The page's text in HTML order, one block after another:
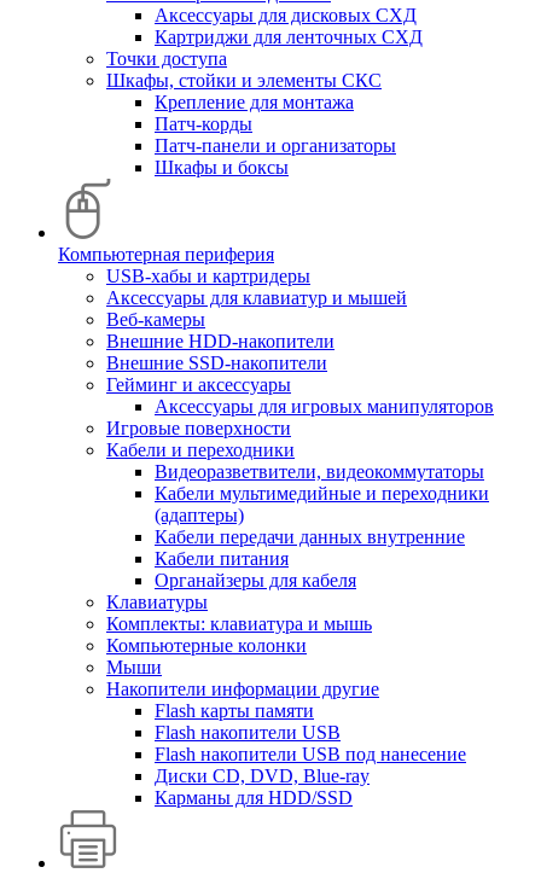
Аксессуары для дисковых СХД
Картриджи для ленточных СХД
Точки доступа
Шкафы, стойки и элементы СКС
Крепление для монтажа
Патч-корды
Патч-панели и организаторы
Шкафы и боксы
Компьютерная периферия
USB-хабы и картридеры
Аксессуары для клавиатур и мышей
Веб-камеры
Внешние HDD-накопители
Внешние SSD-накопители
Гейминг и аксессуары
Аксессуары для игровых манипуляторов
Игровые поверхности
Кабели и переходники
Видеоразветвители, видеокоммутаторы
Кабели мультимедийные и переходники
(адаптеры)
Кабели передачи данных внутренние
Кабели питания
Органайзеры для кабеля
Клавиатуры
Комплекты: клавиатура и мышь
Компьютерные колонки
Мыши
Накопители информации другие
Flash карты памяти
Flash накопители USB
Flash накопители USB под нанесение
Диски CD, DVD, Blue-ray
Карманы для HDD/SSD